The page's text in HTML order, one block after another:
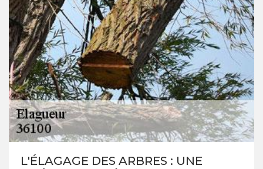
L'ÉLAGAGE DES ARBRES : UNE